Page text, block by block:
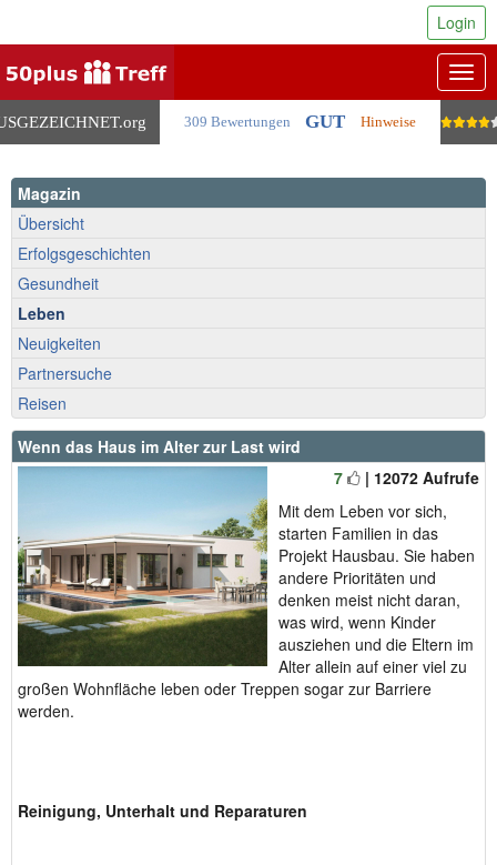
.org 309 Bewertungen GUT Hinweise
Login
Magazin
Übersicht
Erfolgsgeschichten
Gesundheit
Leben
Neuigkeiten
Partnersuche
Reisen
Wenn das Haus im Alter zur Last wird
7
| 12072 Aufrufe
Mit dem Leben vor sich,
starten Familien in das
Projekt Hausbau. Sie haben
andere Prioritäten und
denken meist nicht daran,
was wird, wenn Kinder
ausziehen und die Eltern im
Alter allein auf einer viel zu
großen Wohnfläche leben oder Treppen sogar zur Barriere
werden.
Reinigung, Unterhalt und Reparaturen